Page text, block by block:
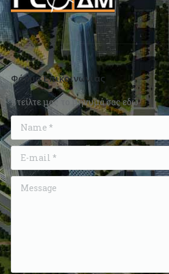
Φόρμα Επικοινωνίας
Στείλτε μας το μήνυμά σας εδώ
Name *
E-mail *
Message